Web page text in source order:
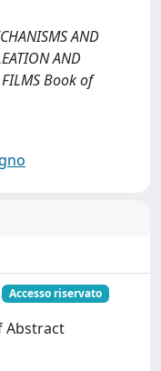
AND
AND
FILMS Book of
Accesso riservato
Abstract